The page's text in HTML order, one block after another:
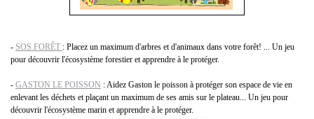
- SOS FORÊT : Placez un maximum d'arbres et d'animaux dans votre forêt! ... Un jeu
pour découvrir l'écosystème forestier et apprendre à le protéger.
- GASTON LE POISSON : Aidez Gaston le poisson à protéger son espace de vie en
enlevant les déchets et plaçant un maximum de ses amis sur le plateau... Un jeu pour
découvrir l'écosystème marin et apprendre à le protéger.